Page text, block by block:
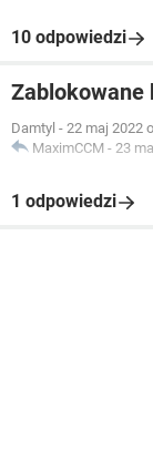
10 odpowiedzi
Zablokowane
Damtyl - 22 maj 2022
MaximCCM - 23
1 odpowiedzi